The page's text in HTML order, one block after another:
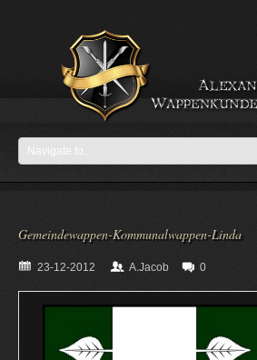
Gemeindewappen-Kommunalwappen-Linda
23-12-2012 A.Jacob 0